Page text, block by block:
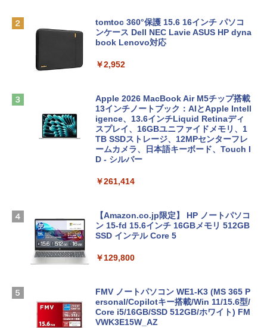
tomtoc 360°保護 15.6 16インチ パソコ
ンケース Dell NEC Lavie ASUS HP dyna
book Lenovo対応
￥2,952
Apple 2026 MacBook Air M5チップ搭載
13インチノートブック：AIとApple Intell
igence、13.6インチLiquid Retinaディ
スプレイ、16GBユニファイドメモリ、1
TB SSDストレージ、12MPセンターフレ
ームカメラ、日本語キーボード、Touch I
D - シルバー
￥261,414
【Amazon.co.jp限定】 HP ノートパソコ
ン 15-fd 15.6インチ 16GBメモリ 512GB
SSD インテル Core 5
￥129,800
FMV ノートパソコン WE1-K3 (MS 365 P
ersonal/Copilotキー搭載/Win 11/15.6型/
Core i5/16GB/SSD 512GB/ホワイト) FM
VWK3E15W_AZ